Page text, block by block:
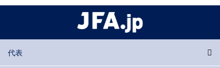
代表